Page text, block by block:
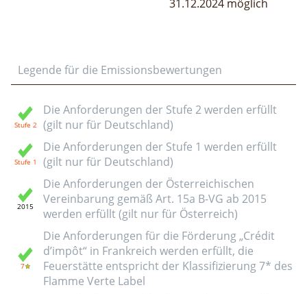
31.12.2024 möglich
Legende für die Emissionsbewertungen
Die Anforderungen der Stufe 2 werden erfüllt
(gilt nur für Deutschland)
Die Anforderungen der Stufe 1 werden erfüllt
(gilt nur für Deutschland)
Die Anforderungen der Österreichischen
Vereinbarung gemäß Art. 15a B-VG ab 2015
werden erfüllt (gilt nur für Österreich)
Die Anforderungen für die Förderung „Crédit
d’impôt“ in Frankreich werden erfüllt, die
Feuerstätte entspricht der Klassifizierung 7* des
Flamme Verte Label